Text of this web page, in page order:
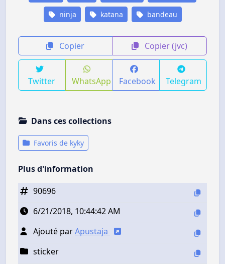
ninja katana bandeau
Copier Copier (jvc)
Twitter WhatsApp Facebook Telegram
Dans ces collections
Favoris de kyky
Plus d'information
90696
6/21/2018, 10:44:42 AM
Ajouté parApustaja
sticker